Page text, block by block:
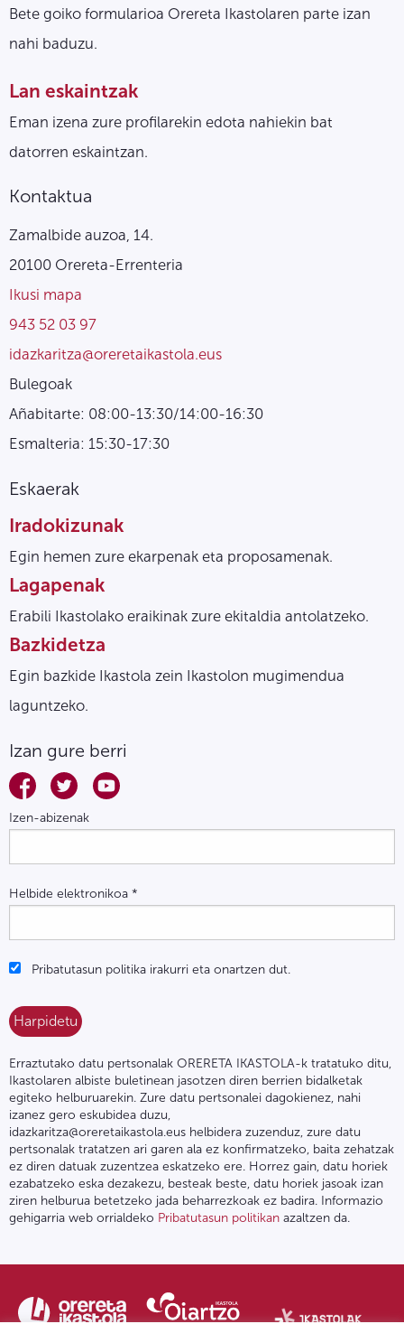
Bete goiko formularioa Orereta Ikastolaren parte izan
nahi baduzu.
Lan eskaintzak
Eman izena zure profilarekin edota nahiekin bat
datorren eskaintzan.
Kontaktua
Zamalbide auzoa, 14.
20100 Orereta-Errenteria
Ikusi mapa
943 52 03 97
idazkaritza@oreretaikastola.eus
Bulegoak
Añabitarte: 08:00-13:30/14:00-16:30
Esmalteria: 15:30-17:30
Eskaerak
Iradokizunak
Egin hemen zure ekarpenak eta proposamenak.
Lagapenak
Erabili Ikastolako eraikinak zure ekitaldia antolatzeko.
Bazkidetza
Egin bazkide Ikastola zein Ikastolon mugimendua
laguntzeko.
Izan gure berri
Izen-abizenak
Helbide elektronikoa *
Pribatutasun politika irakurri eta onartzen dut.
Erraztutako datu pertsonalak ORERETA IKASTOLA-k tratatuko ditu,
Ikastolaren albiste buletinean jasotzen diren berrien bidalketak
egiteko helburuarekin. Zure datu pertsonalei dagokienez, nahi
izanez gero eskubidea duzu,
idazkaritza@oreretaikastola.eus helbidera zuzenduz, zure datu
pertsonalak tratatzen ari garen ala ez konfirmatzeko, baita zehatzak
ez diren datuak zuzentzea eskatzeko ere. Horrez gain, datu horiek
ezabatzeko eska dezakezu, besteak beste, datu horiek jasoak izan
ziren helburua betetzeko jada beharrezkoak ez badira. Informazio
gehigarria web orrialdeko Pribatutasun politikan azaltzen da.